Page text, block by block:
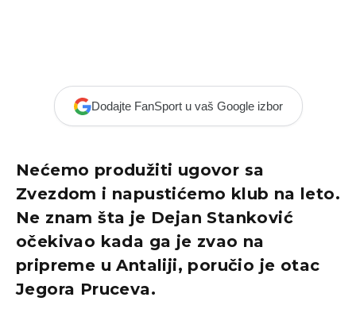
Dodajte FanSport u vaš Google izbor
Nećemo produžiti ugovor sa
Zvezdom i napustićemo klub na leto.
Ne znam šta je Dejan Stanković
očekivao kada ga je zvao na
pripreme u Antaliji, poručio je otac
Jegora Pruceva.